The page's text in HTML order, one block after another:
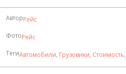
АвторРейс
ФотоРейс
ТегиАвтомобили, Грузовики, Стоимость,